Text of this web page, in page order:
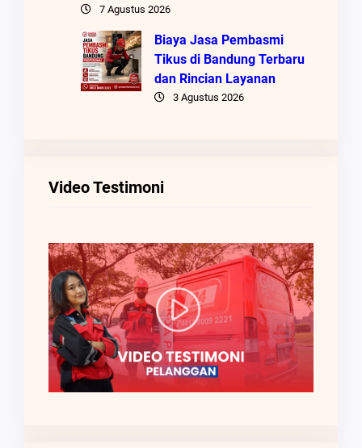
7 Agustus 2026
Biaya Jasa Pembasmi
Tikus di Bandung Terbaru
dan Rincian Layanan
3 Agustus 2026
Video Testimoni